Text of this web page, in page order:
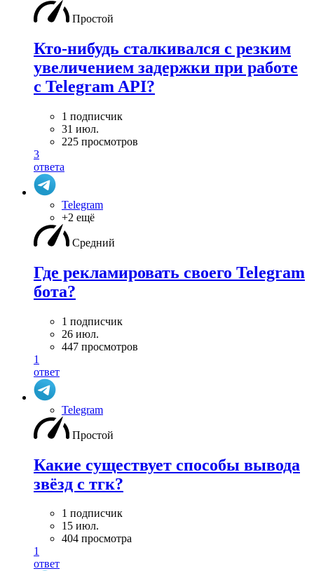
Простой
Кто-нибудь сталкивался с резким
увеличением задержки при работе
с Telegram API?
1 подписчик
31 июл.
225 просмотров
3
ответа
Telegram
+2 ещё
Средний
Где рекламировать своего Telegram
бота?
1 подписчик
26 июл.
447 просмотров
1
ответ
Telegram
Простой
Какие существует способы вывода
звёзд с тгк?
1 подписчик
15 июл.
404 просмотра
1
ответ